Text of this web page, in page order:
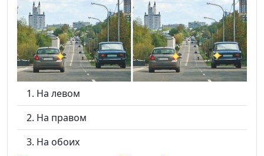
На левом
На правом
На обоих